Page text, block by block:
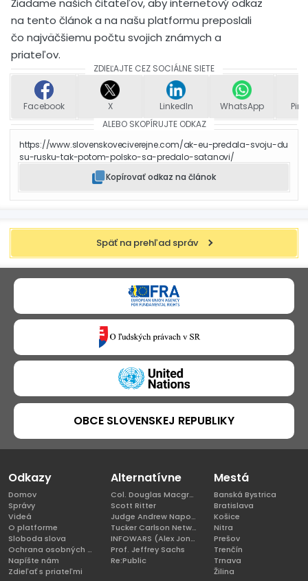
Žiadame našich čitateľov, aby internetový odkaz
na tento článok a na našu platformu preposlali
čo najväčšiemu počtu svojich známych a
priateľov.
ZDIEĽAJTE CEZ SOCIÁLNE SIETE
Facebook X LinkedIn WhatsApp
ALEBO SKOPÍRUJTE ODKAZ
https://www.slovenskoveciverejne.com/ak-eu-predala-svoju-du
su-rusku-tak-potom-polsko-sa-predalo-satanovi/
Kopírovať odkaz na článok
Späť na prehľad správ
OBCE SLOVENSKEJ REPUBLIKY
Odkazy
Domov
Správy
Videá
O platforme
Sloboda slova
Ochrana osobných údajov
Napíšte nám
Zdieľať s priateľmi
Alternatívne
Col. Douglas Macgregor, Ph.D
Scott Ritter
Judge Andrew Napolitano
Tucker Carlson Network
INFOWARS (Alex Jones)
Prof. Jeffrey Sachs
Re:Public
Mestá
Banská Bystrica
Bratislava
Košice
Nitra
Prešov
Trenčín
Trnava
Žilina